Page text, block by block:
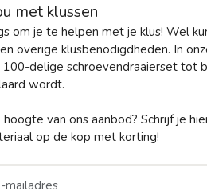
met klussen
om je te helpen met je klus! Wel
overige klusbenodigdheden. In
delige schroevendraaierset tot
wordt.
van ons aanbod? Schrijf je
op de kop met korting!